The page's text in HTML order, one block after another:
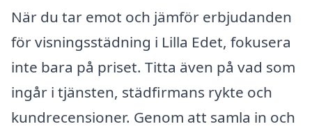
När du tar emot och jämför erbjudanden
för visningsstädning i Lilla Edet, fokusera
inte bara på priset. Titta även på vad som
ingår i tjänsten, städfirmans rykte och
kundrecensioner. Genom att samla in och